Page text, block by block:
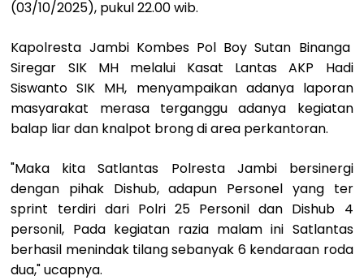
(03/10/2025), pukul 22.00 wib.
Kapolresta Jambi Kombes Pol Boy Sutan Binanga
Siregar SIK MH melalui Kasat Lantas AKP Hadi
Siswanto SIK MH, menyampaikan adanya laporan
masyarakat merasa terganggu adanya kegiatan
balap liar dan knalpot brong di area perkantoran.
"Maka kita Satlantas Polresta Jambi bersinergi
dengan pihak Dishub, adapun Personel yang ter
sprint terdiri dari Polri 25 Personil dan Dishub 4
personil, Pada kegiatan razia malam ini Satlantas
berhasil menindak tilang sebanyak 6 kendaraan roda
dua," ucapnya.